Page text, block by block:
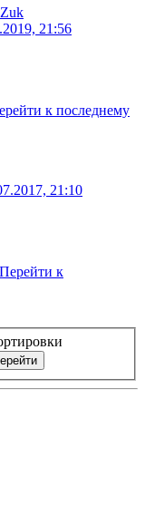
21:56
к последнему
21:10
Перейти к